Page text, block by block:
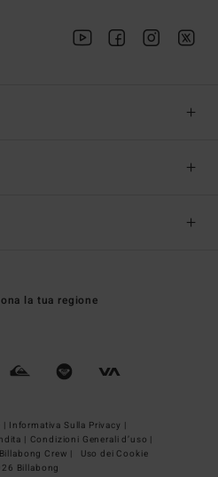
la tua regione
| Informativa Sulla Privacy |
| Condizioni Generali d’uso |
Crew |
Uso dei Cookie
Billabong